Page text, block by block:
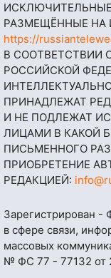
РАЗМЕЩЁННЫЕ НА
https://
В СООТВЕТСТВИИ
РОССИЙСКОЙ
ПРИНАДЛЕЖАТ
И НЕ ПОДЛЕЖАТ
ЛИЦАМИ В КАКОЙ
ПИСЬМЕННОГО
ПРИОБРЕТЕНИЕ
РЕДАКЦИЕЙ:
Зарегистрирован -
в сфере связи,
массовых
№ ФС 77 - 77132 от